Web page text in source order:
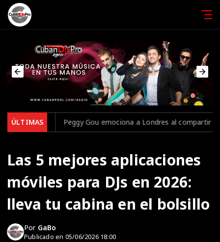
ÚLTIMAS
Gou emociona a Londres al compartir escenario con Gala
Las 5 mejores aplicaciones
móviles para DJs en 2026:
lleva tu cabina en el bolsillo
Por GaBo
Publicado en 05/06/2026 18:00